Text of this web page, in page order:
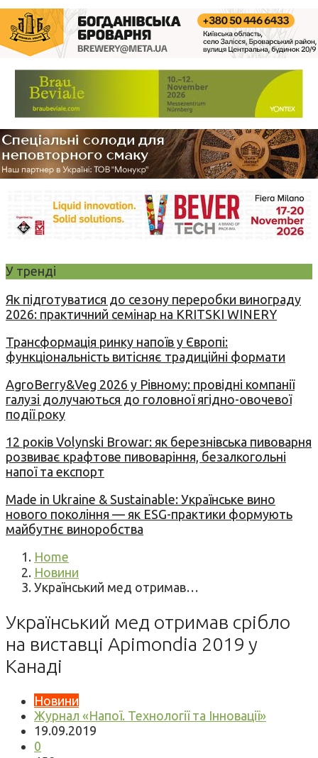
У тренді
Як підготуватися до сезону переробки винограду
2026: практичний семінар на KRITSKI WINERY
Трансформація ринку напоїв у Європі:
функціональність витісняє традиційні формати
AgroBerry&Veg 2026 у Рівному: провідні компанії
галузі долучаються до головної ягідно-овочевої
події року
12 років Volynski Browar: як березнівська пивоварня
розвиває крафтове пивоваріння, безалкогольні
напої та експорт
Made in Ukraine & Sustainable: Українське вино
нового покоління — як ESG-практики формують
майбутнє виноробства
Home
Новини
Український мед отримав…
Український мед отримав срібло
на виставці Apimondia 2019 у
Канаді
Новини
Журнал «Напої. Технології та Інновації»
19.09.2019
0